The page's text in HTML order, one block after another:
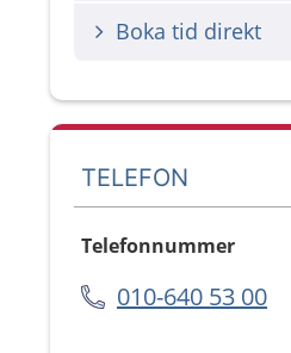
Boka tid direkt
TELEFON
Telefonnummer
010-640 53 00